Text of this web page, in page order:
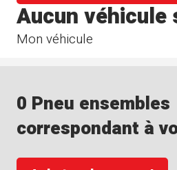
Mon véhicule
Aucun
0 Pneu ensembles
correspondant à